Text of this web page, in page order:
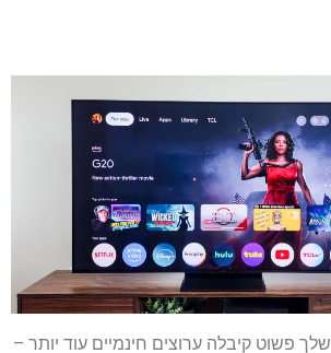
הטלוויזיה TCL שלך פשוט קיבלה ערוצים חינמיים עוד יותר –